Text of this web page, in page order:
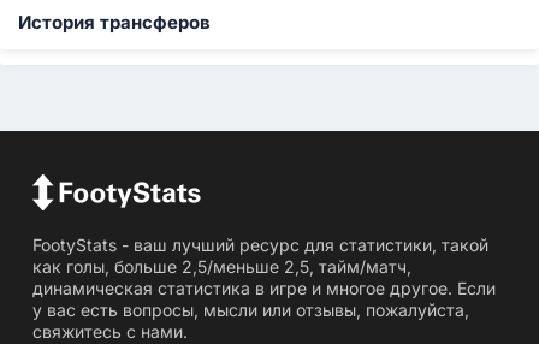
История трансферов
FootyStats - ваш лучший ресурс для статистики, такой
как голы, больше 2,5/меньше 2,5, тайм/матч,
динамическая статистика в игре и многое другое. Если
у вас есть вопросы, мысли или отзывы, пожалуйста,
свяжитесь с нами.